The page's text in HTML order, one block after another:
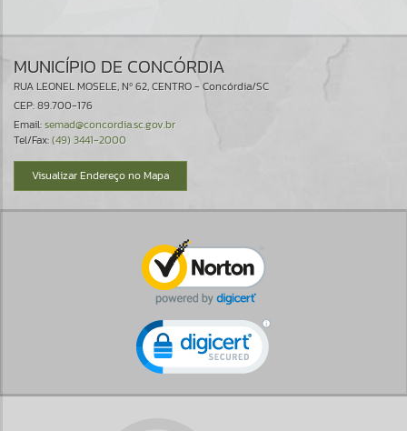
MUNICÍPIO DE CONCÓRDIA
RUA LEONEL MOSELE, Nº 62, CENTRO - Concórdia/SC
CEP: 89.700-176
Email:semad@concordia.sc.gov.br
Tel/Fax:(49) 3441-2000
Visualizar Endereço no Mapa